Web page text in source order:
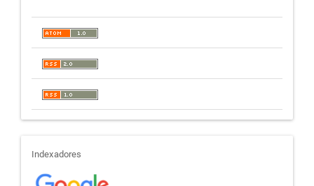
indexadores
Indexadores